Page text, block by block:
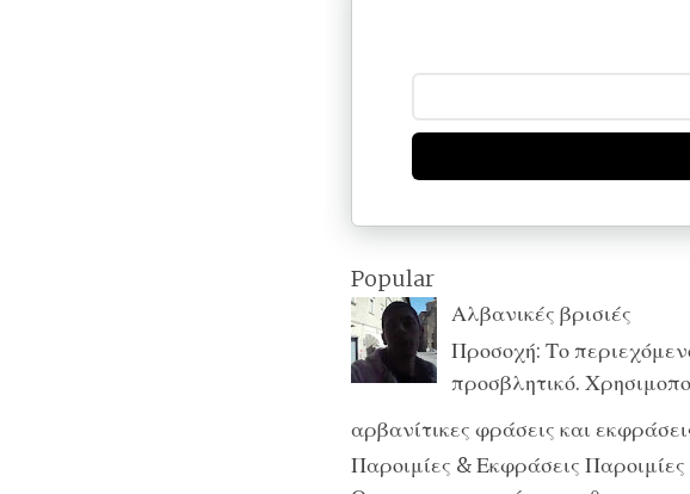
Popular
Αλβανικές βρισιές
Προσοχή: Το
προσβλητικό.
αρβανίτικες φράσεις και
Παροιμίες & Εκφράσεις